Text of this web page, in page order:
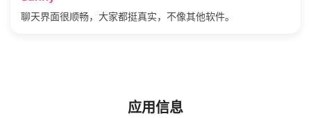
聊天界面很顺畅，大家都挺真实，不像其他软件。
应用信息